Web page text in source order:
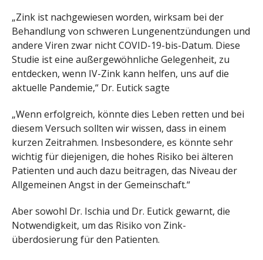
„Zink ist nachgewiesen worden, wirksam bei der
Behandlung von schweren Lungenentzündungen und
andere Viren zwar nicht COVID-19-bis-Datum. Diese
Studie ist eine außergewöhnliche Gelegenheit, zu
entdecken, wenn IV-Zink kann helfen, uns auf die
aktuelle Pandemie,“ Dr. Eutick sagte
„Wenn erfolgreich, könnte dies Leben retten und bei
diesem Versuch sollten wir wissen, dass in einem
kurzen Zeitrahmen. Insbesondere, es könnte sehr
wichtig für diejenigen, die hohes Risiko bei älteren
Patienten und auch dazu beitragen, das Niveau der
Allgemeinen Angst in der Gemeinschaft.“
Aber sowohl Dr. Ischia und Dr. Eutick gewarnt, die
Notwendigkeit, um das Risiko von Zink-
überdosierung für den Patienten.